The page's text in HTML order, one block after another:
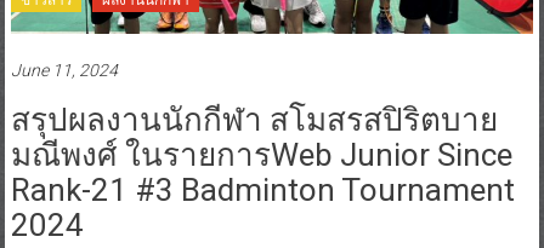
June 11, 2024
สรุปผลงานนักกีฬา สโมสรสปิริตบาย
มณีพงศ์ ในรายการWeb Junior Since
Rank-21 #3 Badminton Tournament
2024